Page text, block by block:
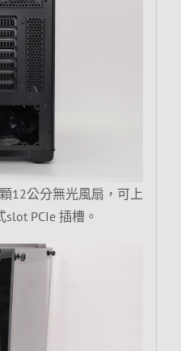
12公分無光風扇，可上
PCIe 插槽。